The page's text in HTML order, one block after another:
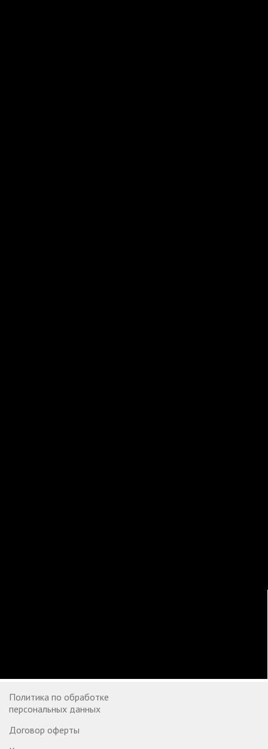
Политика по обработке
персональных данных
Договор оферты